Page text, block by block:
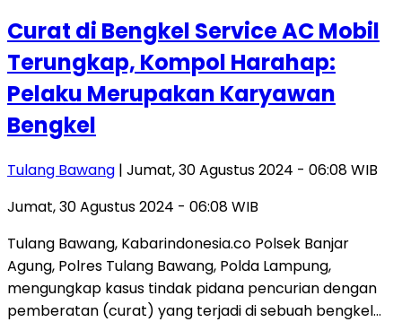
Curat di Bengkel Service AC Mobil
Terungkap, Kompol Harahap:
Pelaku Merupakan Karyawan
Bengkel
Tulang Bawang | Jumat, 30 Agustus 2024 - 06:08 WIB
Jumat, 30 Agustus 2024 - 06:08 WIB
Tulang Bawang, Kabarindonesia.co Polsek Banjar
Agung, Polres Tulang Bawang, Polda Lampung,
mengungkap kasus tindak pidana pencurian dengan
pemberatan (curat) yang terjadi di sebuah bengkel…